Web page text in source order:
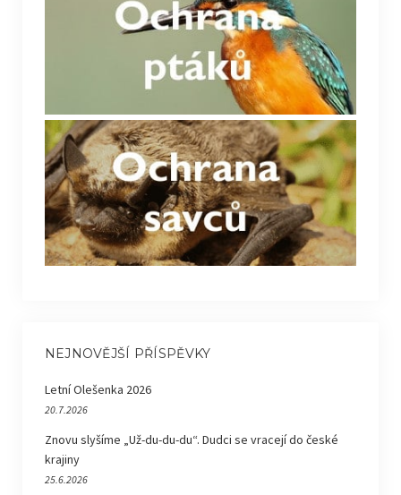
NEJNOVĚJŠÍ PŘÍSPĚVKY
Letní Olešenka 2026
20.7.2026
Znovu slyšíme „Už-du-du-du“. Dudci se vracejí do české
krajiny
25.6.2026